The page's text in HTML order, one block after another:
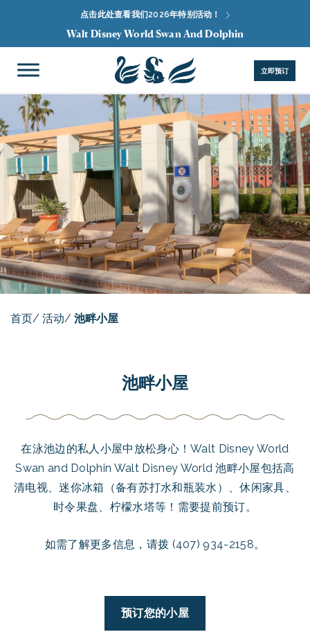
点击此处查看我们2026年特别活动！
Walt Disney World Swan And Dolphin
立即预订
首页/ 活动/ 池畔小屋
池畔小屋
在泳池边的私人小屋中放松身心！Walt Disney World
Swan and Dolphin Walt Disney World 池畔小屋包括高
清电视、迷你冰箱（备有苏打水和瓶装水）、休闲家具、
时令果盘、柠檬水塔等！需要提前预订。
如需了解更多信息，请拨 (407) 934-2158。
预订您的小屋